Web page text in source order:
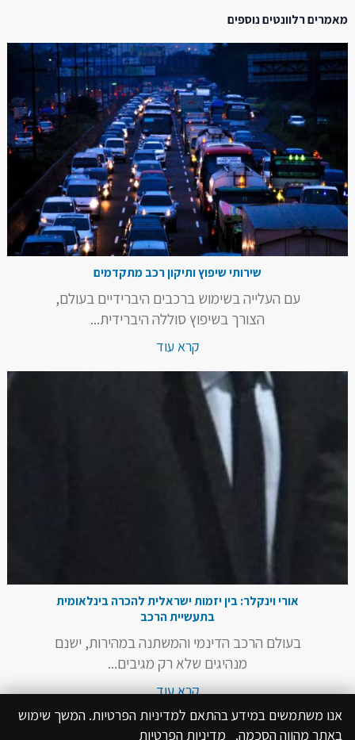
מאמרים רלוונטים נוספים
שירותי שיפוץ ותיקון רכב מתקדמים
עם העלייה בשימוש ברכבים היברידיים בעולם,
הצורך בשיפוץ סוללה היברידית...
קרא עוד
אורי וינקלר: בין יזמות ישראלית להכרה בינלאומית
בתעשיית הרכב
בעולם הרכב הדינמי והמשתנה במהירות, ישנם
מנהיגים שלא רק מגיבים...
קרא עוד
אנו משתמשים במידע בהתאם למדיניות הפרטיות. המשך שימוש
באתר מהווה הסכמה. מדיניות הפרטיות